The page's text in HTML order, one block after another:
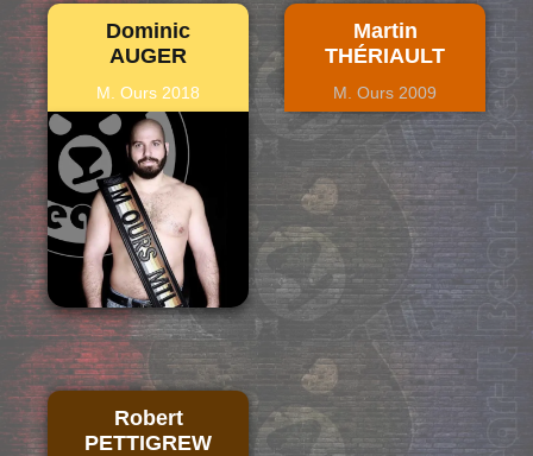
Dominic
AUGER
M. Ours 2018
Martin
THÉRIAULT
M. Ours 2009
Robert
PETTIGREW